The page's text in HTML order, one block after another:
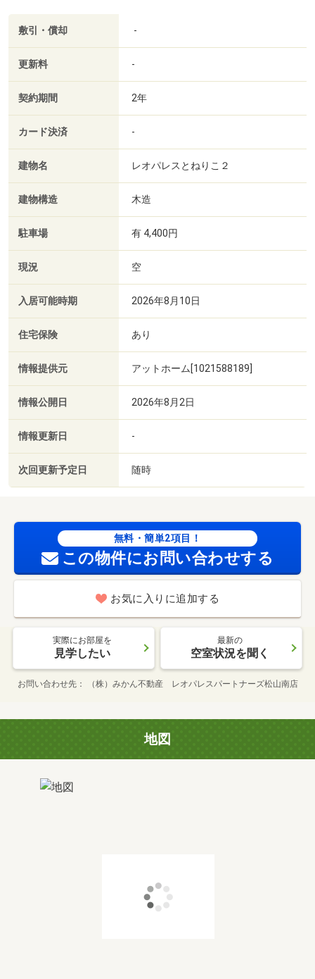
敷引・償却 -
更新料 -
契約期間 2年
カード決済 -
建物名 レオパレスとねりこ２
建物構造 木造
駐車場 有 4,400円
現況 空
入居可能時期 2026年8月10日
住宅保険 あり
情報提供元 アットホーム[1021588189]
情報公開日 2026年8月2日
情報更新日 -
次回更新予定日 随時
無料・簡単2項目！
この物件にお問い合わせする
お気に入りに追加する
実際にお部屋を
見学したい
最新の
空室状況を聞く
お問い合わせ先 （株）みかん不動産 レオパレスパートナーズ松山南店
地図